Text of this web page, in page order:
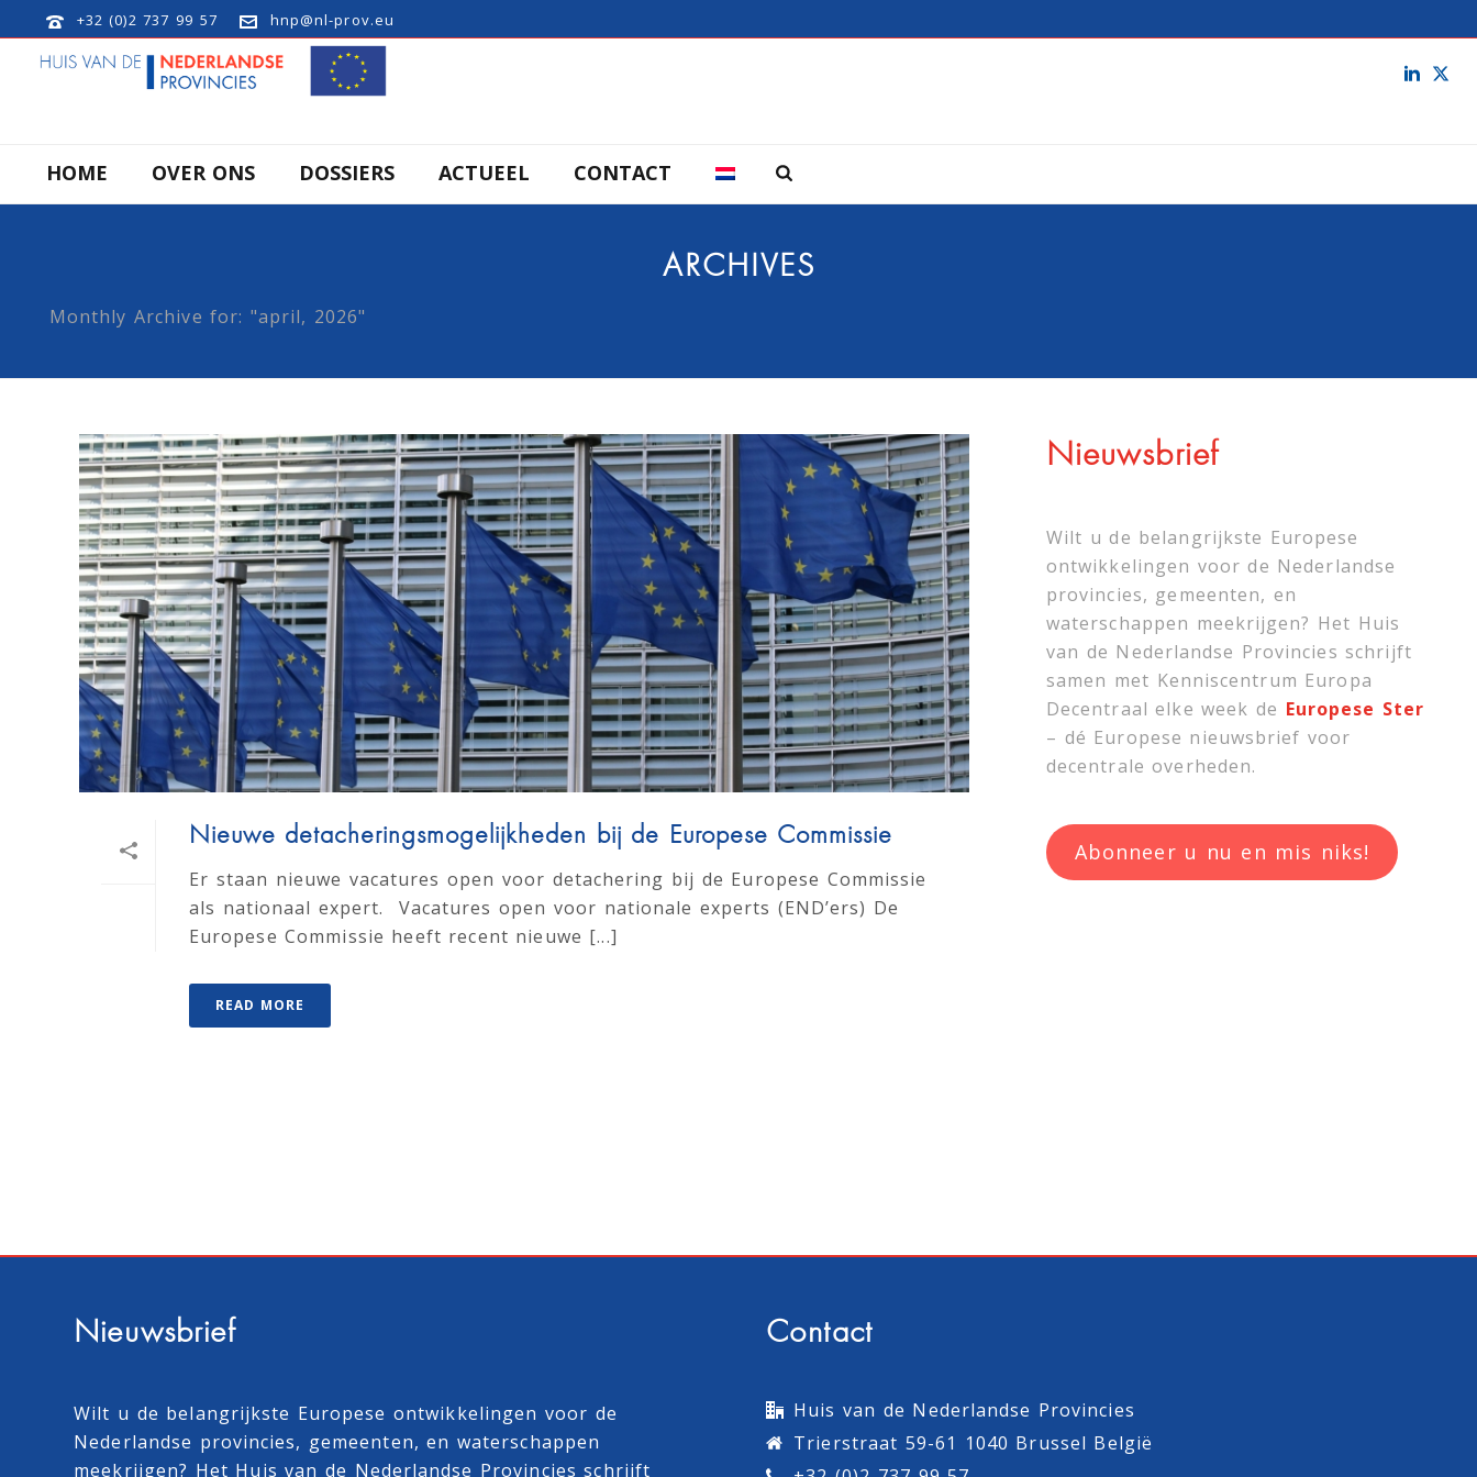
+32 (0)2 737 99 57 hnp@nl-prov.eu
HOME OVER ONS DOSSIERS ACTUEEL CONTACT
ARCHIVES
Monthly Archive for: "april, 2026"
Nieuwe detacheringsmogelijkheden bij de Europese Commissie
Er staan nieuwe vacatures open voor detachering bij de Europese Commissie
als nationaal expert. Vacatures open voor nationale experts (END’ers) De
Europese Commissie heeft recent nieuwe [...]
READ MORE
Nieuwsbrief
Wilt u de belangrijkste Europese
ontwikkelingen voor de Nederlandse
provincies, gemeenten, en
waterschappen meekrijgen? Het Huis
van de Nederlandse Provincies schrijft
samen met Kenniscentrum Europa
Decentraal elke week de Europese Ster
– dé Europese nieuwsbrief voor
decentrale overheden.
Abonneer u nu en mis niks!
Nieuwsbrief
Wilt u de belangrijkste Europese ontwikkelingen voor de
Nederlandse provincies, gemeenten, en waterschappen
meekrijgen? Het Huis van de Nederlandse Provincies schrijft
Contact
Huis van de Nederlandse Provincies
Trierstraat 59-61 1040 Brussel België